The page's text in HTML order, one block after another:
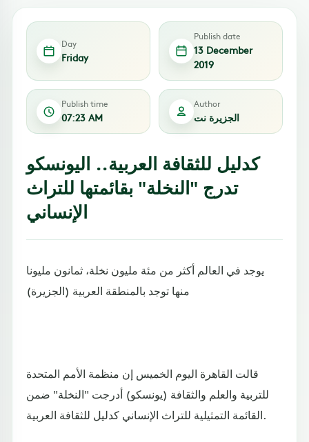
Day
Friday
Publish date
13 December
2019
Publish time
07:23 AM
Author
الجزيرة نت
كدليل للثقافة العربية.. اليونسكو
تدرج "النخلة" بقائمتها للتراث
الإنساني
يوجد في العالم أكثر من مئة مليون نخلة، ثمانون مليونا
منها توجد بالمنطقة العربية (الجزيرة)
قالت القاهرة اليوم الخميس إن منظمة الأمم المتحدة
للتربية والعلم والثقافة (يونسكو) أدرجت "النخلة" ضمن
القائمة التمثيلية للتراث الإنساني كدليل للثقافة العربية.